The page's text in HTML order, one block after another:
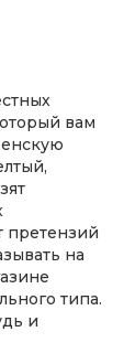
вам
претензий
на
типа.
и